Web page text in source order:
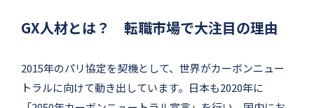
GX人材とは？ 転職市場で大注目の理由
2015年のパリ協定を契機として、世界がカーボンニュー
トラルに向けて動き出しています。日本も2020年に